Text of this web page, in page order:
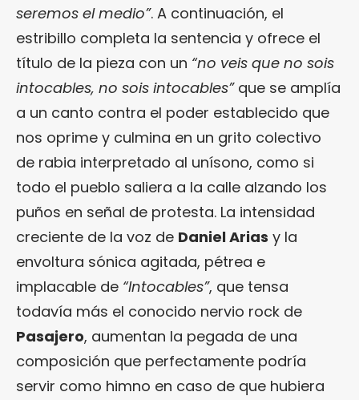
seremos el medio”. A continuación, el
estribillo completa la sentencia y ofrece el
título de la pieza con un “no veis que no sois
intocables, no sois intocables”que se amplía
a un canto contra el poder establecido que
nos oprime y culmina en un grito colectivo
de rabia interpretado al unísono, como si
todo el pueblo saliera a la calle alzando los
puños en señal de protesta. La intensidad
creciente de la voz de Daniel Arias y la
envoltura sónica agitada, pétrea e
implacable de “Intocables”, que tensa
todavía más el conocido nervio rock de
Pasajero, aumentan la pegada de una
composición que perfectamente podría
servir como himno en caso de que hubiera